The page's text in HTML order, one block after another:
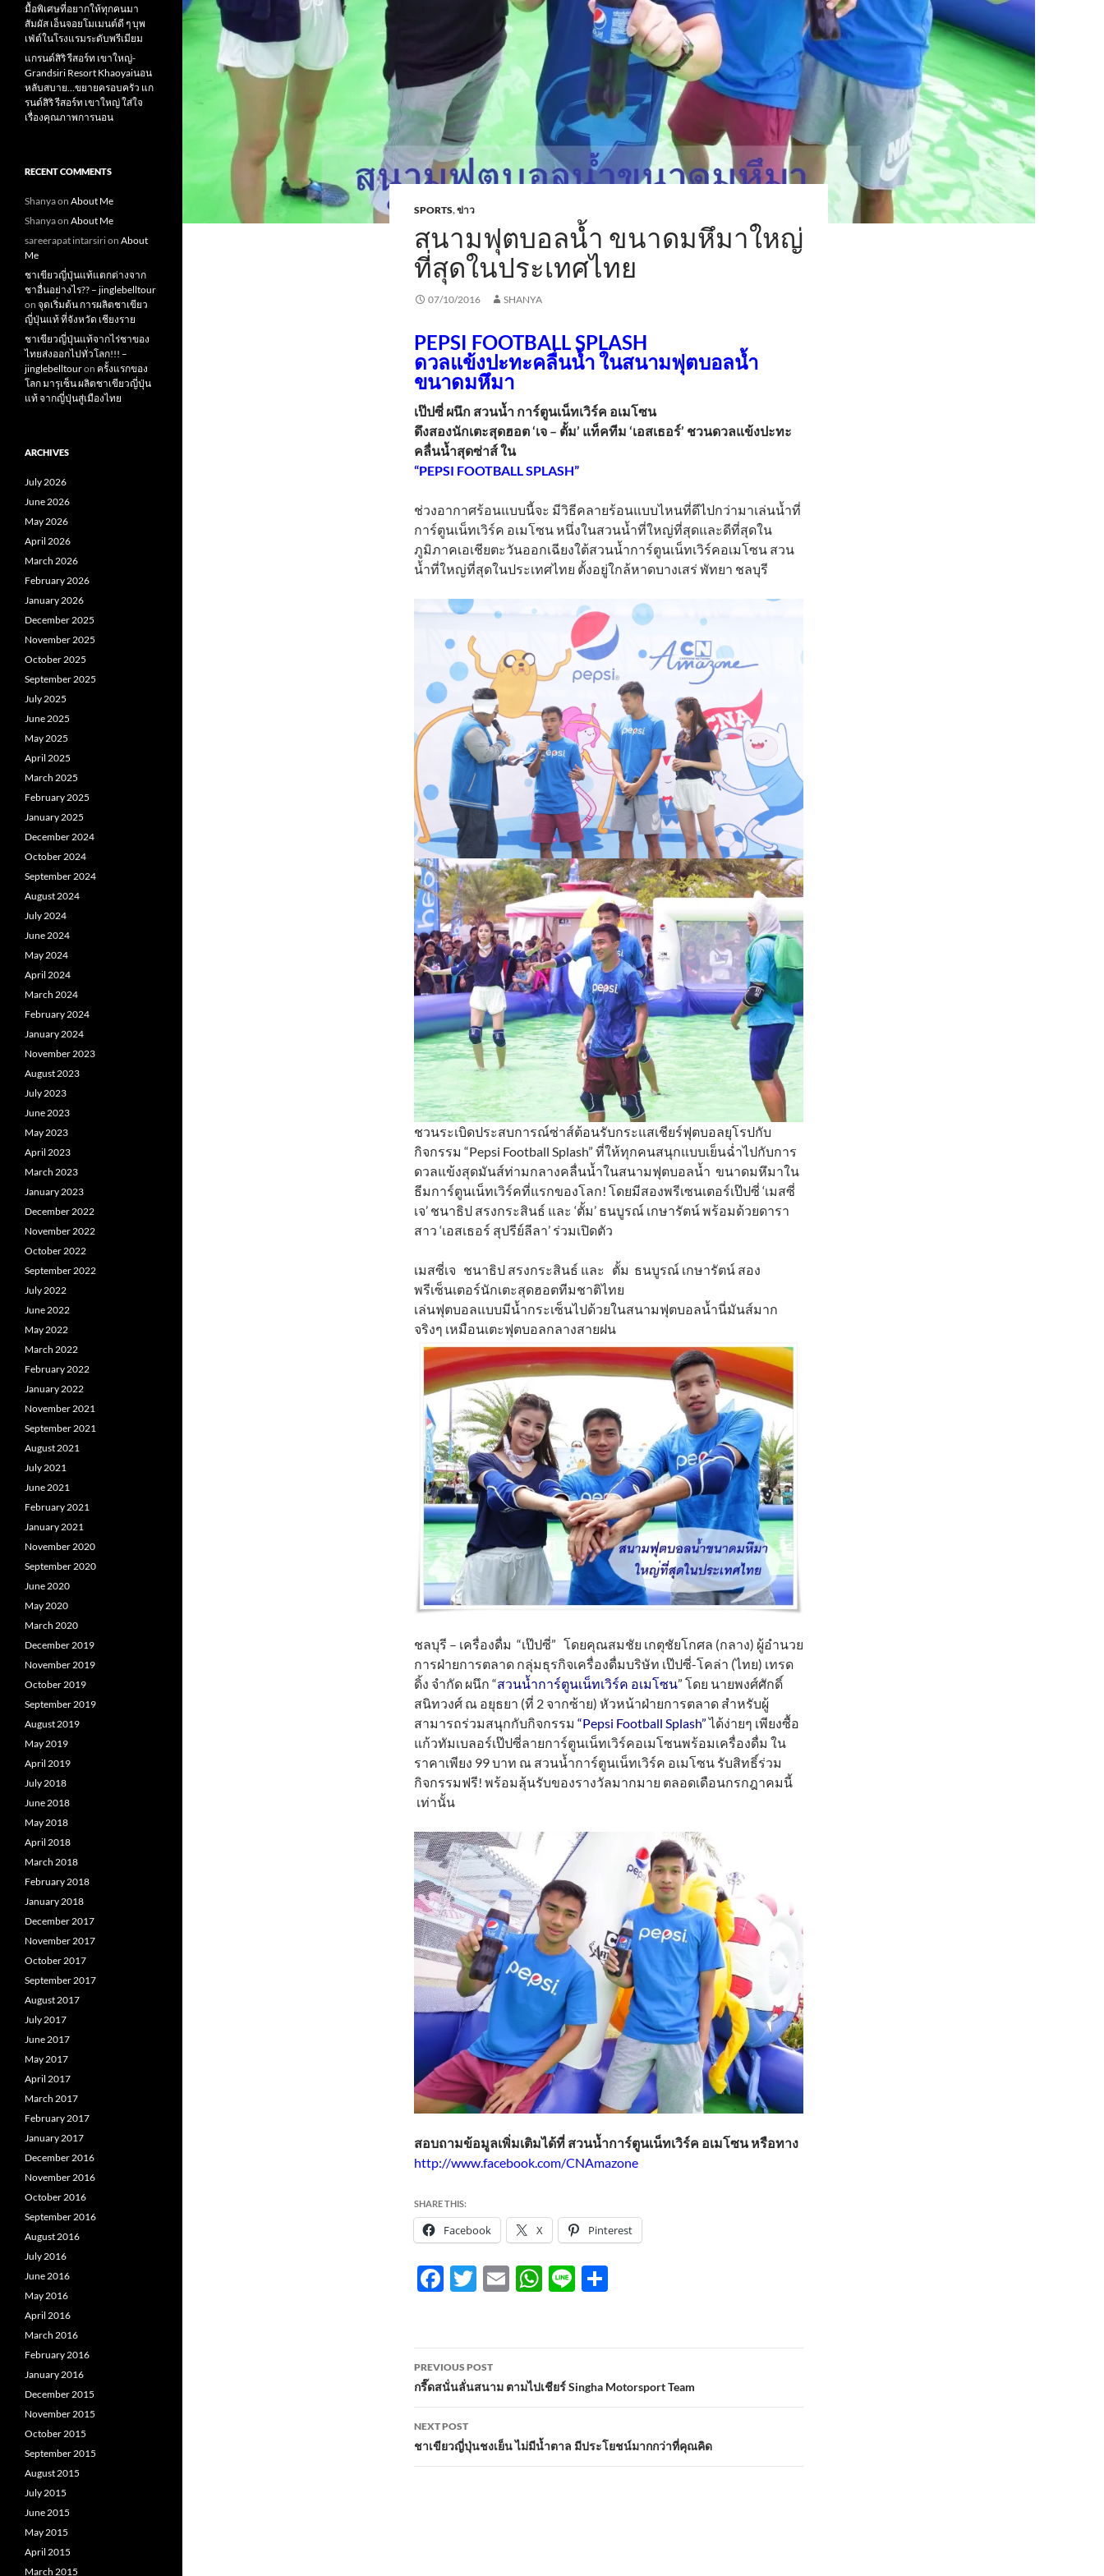
SPORTS,ข่าว
สนามฟุตบอลน้ำ ขนาดมหึมาใหญ่
ที่สุดในประเทศไทย
07/10/2016 SHANYA
PEPSI FOOTBALL SPLASH
ดวลแข้งปะทะคลื่นน้ำ ในสนามฟุตบอลน้ำ
ขนาดมหึมา
เป๊ปซี่ ผนึก สวนน้ำ การ์ตูนเน็ทเวิร์ค อเมโซน
ดึงสองนักเตะสุดฮอต ‘เจ – ตั้ม’ แท็คทีม ‘เอสเธอร์’ ชวนดวลแข้งปะทะ
คลื่นน้ำสุดซ่าส์ ใน
“PEPSI FOOTBALL SPLASH”
ช่วงอากาศร้อนแบบนี้จะ มีวิธีคลายร้อนแบบไหนที่ดีไปกว่ามาเล่นน้ำที่
การ์ตูนเน็ทเวิร์ค อเมโซน หนึ่งในสวนน้ำที่ใหญ่ที่สุดและดีที่สุดใน
ภูมิภาคเอเชียตะวันออกเฉียงใต้สวนน้ำการ์ตูนเน็ทเวิร์คอเมโซน สวน
น้ำที่ใหญ่ที่สุดในประเทศไทย ตั้งอยู่ใกล้หาดบางเสร่ พัทยา ชลบุรี
ชวนระเบิดประสบการณ์ซ่าส์ต้อนรับกระแสเชียร์ฟุตบอลยุโรปกับ
กิจกรรม “Pepsi Football Splash” ที่ให้ทุกคนสนุกแบบเย็นฉ่ำไปกับการ
ดวลแข้งสุดมันส์ท่ามกลางคลื่นน้ำในสนามฟุตบอลน้ำ ขนาดมหึมาใน
ธีมการ์ตูนเน็ทเวิร์คที่แรกของโลก! โดยมีสองพรีเซนเตอร์เป๊ปซี่ ‘เมสซี่
เจ’ ชนาธิป สรงกระสินธ์ และ ‘ตั้ม’ ธนบูรณ์ เกษารัตน์ พร้อมด้วยดารา
สาว ‘เอสเธอร์ สุปรีย์ลีลา’ ร่วมเปิดตัว
เมสซี่เจ ชนาธิป สรงกระสินธ์ และ ตั้ม ธนบูรณ์ เกษารัตน์ สอง
พรีเซ็นเตอร์นักเตะสุดฮอตทีมชาติไทย
เล่นฟุตบอลแบบมีน้ำกระเซ็นไปด้วยในสนามฟุตบอลน้ำนี่มันส์มาก
จริงๆ เหมือนเตะฟุตบอลกลางสายฝน
ชลบุรี – เครื่องดื่ม “เป๊ปซี่” โดยคุณสมชัย เกตุชัยโกศล (กลาง) ผู้อำนวย
การฝ่ายการตลาด กลุ่มธุรกิจเครื่องดื่มบริษัท เป๊ปซี่-โคล่า (ไทย) เทรด
ดิ้ง จำกัด ผนึก “สวนน้ำการ์ตูนเน็ทเวิร์ค อเมโซน” โดย นายพงศ์ศักดิ์
สนิทวงศ์ ณ อยุธยา (ที่ 2 จากซ้าย) หัวหน้าฝ่ายการตลาด สำหรับผู้
สามารถร่วมสนุกกับกิจกรรม “Pepsi Football Splash”ได้ง่ายๆ เพียงซื้อ
แก้วทัมเบลอร์เป๊ปซี่ลายการ์ตูนเน็ทเวิร์คอเมโซนพร้อมเครื่องดื่ม ใน
ราคาเพียง 99 บาท ณ สวนน้ำการ์ตูนเน็ทเวิร์ค อเมโซน รับสิทธิ์ร่วม
กิจกรรมฟรี! พร้อมลุ้นรับของรางวัลมากมาย ตลอดเดือนกรกฎาคมนี้
เท่านั้น
สอบถามข้อมูลเพิ่มเติมได้ที่ สวนน้ำการ์ตูนเน็ทเวิร์ค อเมโซน หรือทาง
http://www.facebook.com/CNAmazone
SHARE THIS:
Facebook X Pinterest
F
b
o
o
k
T
er
E
W
s
A
p
p
Li
e
Post
navigation
PREVIOUS POST
กรี๊ดสนั่นลั่นสนาม ตามไปเชียร์ Singha Motorsport Team
NEXT POST
ชาเขียวญี่ปุ่นชงเย็น ไม่มีน้ำตาล มีประโยชน์มากกว่าที่คุณคิด
มื้อพิเศษที่อยากให้ทุกคนมา
สัมผัส เอ็นจอยโมเมนต์ดี ๆ บุพ
เฟ่ต์ในโรงแรมระดับพรีเมียม
แกรนด์สิริ​ รีสอร์ท​ เขาใหญ่​-
Grandsiri​ Resort​ Khaoyaiนอน
หลับสบาย…ขยายครอบครัว แก
รนด์สิริ รีสอร์ท เขาใหญ่ ใส่ใจ
เรื่องคุณภาพการนอน
RECENT COMMENTS
Shanyaon About Me
Shanyaon About Me
sareerapat intarsirion About
Me
ชาเขียวญี่ปุ่นแท้แตกต่างจาก
ชาอื่นอย่างไร?? – jinglebelltour
on จุดเริ่มต้น การผลิตชาเขียว
ญี่ปุ่นแท้ ที่จังหวัด เชียงราย
ชาเขียวญี่ปุ่นแท้จากไร่ชาของ
ไทยส่งออกไปทั่วโลก!!! –
jinglebelltouron ครั้งแรกของ
โลก มารุเซ็น ผลิตชาเขียวญี่ปุ่น
แท้ จากญี่ปุ่นสู่เมืองไทย
ARCHIVES
July 2026
June 2026
May 2026
April 2026
March 2026
February 2026
January 2026
December 2025
November 2025
October 2025
September 2025
July 2025
June 2025
May 2025
April 2025
March 2025
February 2025
January 2025
December 2024
October 2024
September 2024
August 2024
July 2024
June 2024
May 2024
April 2024
March 2024
February 2024
January 2024
November 2023
August 2023
July 2023
June 2023
May 2023
April 2023
March 2023
January 2023
December 2022
November 2022
October 2022
September 2022
July 2022
June 2022
May 2022
March 2022
February 2022
January 2022
November 2021
September 2021
August 2021
July 2021
June 2021
February 2021
January 2021
November 2020
September 2020
June 2020
May 2020
March 2020
December 2019
November 2019
October 2019
September 2019
August 2019
May 2019
April 2019
July 2018
June 2018
May 2018
April 2018
March 2018
February 2018
January 2018
December 2017
November 2017
October 2017
September 2017
August 2017
July 2017
June 2017
May 2017
April 2017
March 2017
February 2017
January 2017
December 2016
November 2016
October 2016
September 2016
August 2016
July 2016
June 2016
May 2016
April 2016
March 2016
February 2016
January 2016
December 2015
November 2015
October 2015
September 2015
August 2015
July 2015
June 2015
May 2015
April 2015
March 2015